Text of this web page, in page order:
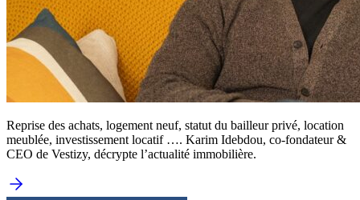
Reprise des achats, logement neuf, statut du bailleur privé, location
meublée, investissement locatif …. Karim Idebdou, co-fondateur &
CEO de Vestizy, décrypte l’actualité immobilière.